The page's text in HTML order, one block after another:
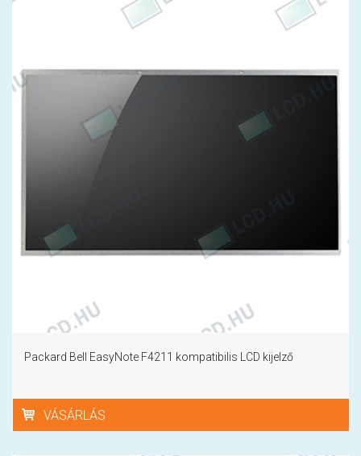
Packard Bell EasyNote F4211 kompatibilis LCD kijelző
VÁSÁRLÁS